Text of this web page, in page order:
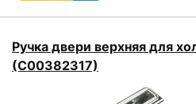
Ручка двери верхняя для
(C00382317)